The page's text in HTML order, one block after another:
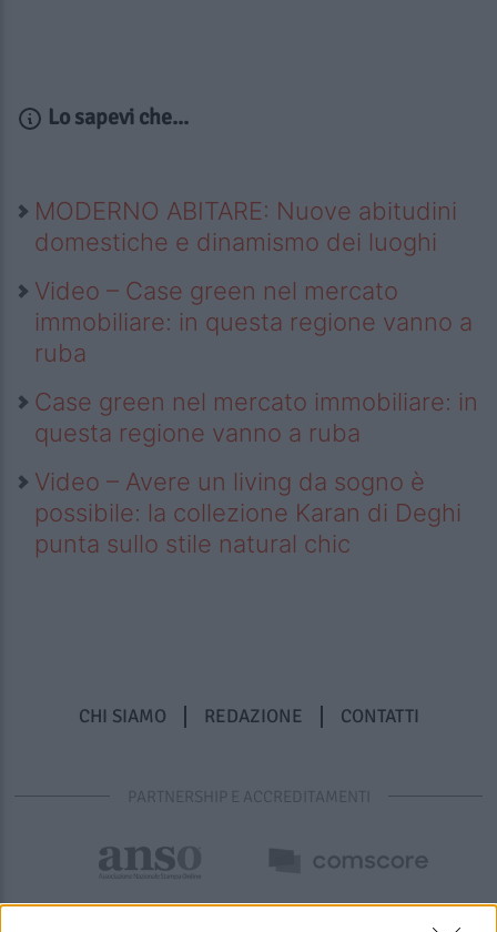
Lo sapevi che...
MODERNO ABITARE: Nuove abitudini
domestiche e dinamismo dei luoghi
Video – Case green nel mercato
immobiliare: in questa regione vanno a
ruba
Case green nel mercato immobiliare: in
questa regione vanno a ruba
Video – Avere un living da sogno è
possibile: la collezione Karan di Deghi
punta sullo stile natural chic
CHI SIAMO REDAZIONE CONTATTI
PARTNERSHIP E ACCREDITAMENTI